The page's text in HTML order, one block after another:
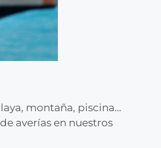
montaña, piscina…
averías en nuestros